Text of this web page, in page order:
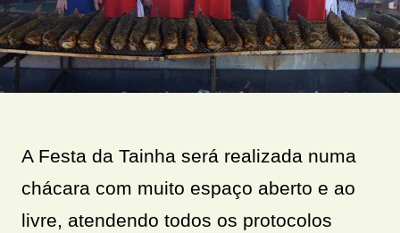
A Festa da Tainha será realizada numa
chácara com muito espaço aberto e ao
livre, atendendo todos os protocolos